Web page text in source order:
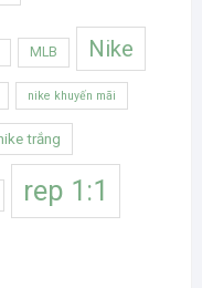
MLB Nike
nike khuyến mãi
trắng
rep 1:1